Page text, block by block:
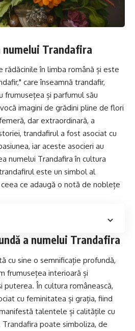
Trandafira
rădăcinile în limba română și este
care înseamnă trandafir,
frumusețea și parfumul său
imagini de grădini pline de flori
dar extraordinară, a
trandafirul a fost asociat cu
iar aceste asocieri au
numelui Trandafira în cultura
este un simbol al
ce adaugă o notă de noblețe
a numelui Trandafira
cu sine o semnificație profundă,
frumusețea interioară și
În cultura românească,
cu feminitatea și grația, fiind
talentele și calitățile cu
poate simboliza, de